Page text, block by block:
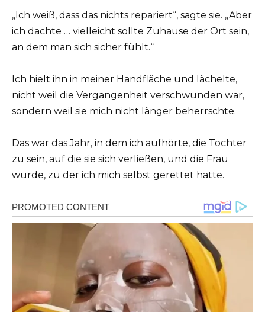
„Ich weiß, dass das nichts repariert“, sagte sie. „Aber
ich dachte … vielleicht sollte Zuhause der Ort sein,
an dem man sich sicher fühlt.“
Ich hielt ihn in meiner Handfläche und lächelte,
nicht weil die Vergangenheit verschwunden war,
sondern weil sie mich nicht länger beherrschte.
Das war das Jahr, in dem ich aufhörte, die Tochter
zu sein, auf die sie sich verließen, und die Frau
wurde, zu der ich mich selbst gerettet hatte.